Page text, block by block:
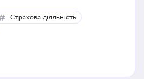
Страхова діяльність